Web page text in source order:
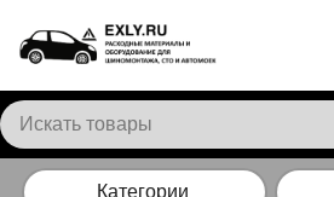
Категории